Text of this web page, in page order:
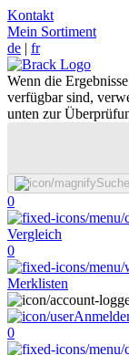
Kontakt
Mein Sortiment
de | fr
Wenn die
verfügbar sind,
unten zur
0
Vergleich
0
Merklisten
0